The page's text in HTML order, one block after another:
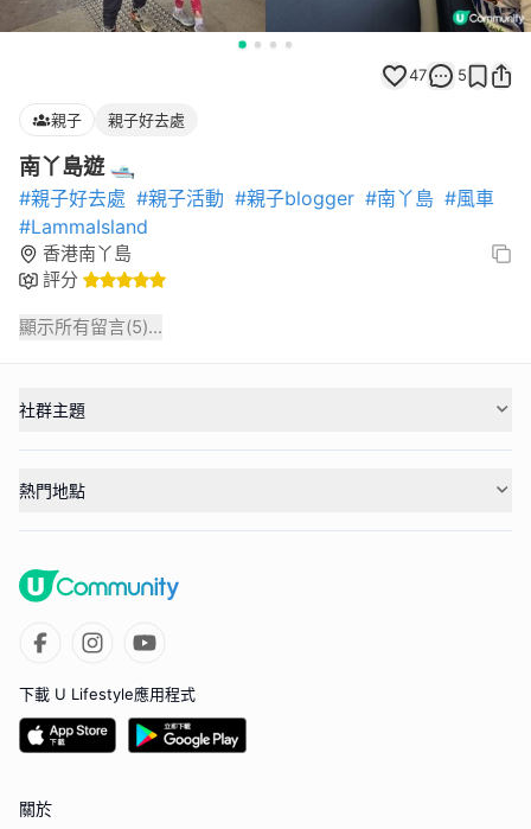
47 5
親子 親子好去處
南丫島遊 🛥
#親子好去處 #親子活動 #親子blogger #南丫島 #風車
#LammaIsland
香港南丫島
評分
顯示所有留言(5)...
社群主題
熱門地點
下載 U Lifestyle應用程式
關於